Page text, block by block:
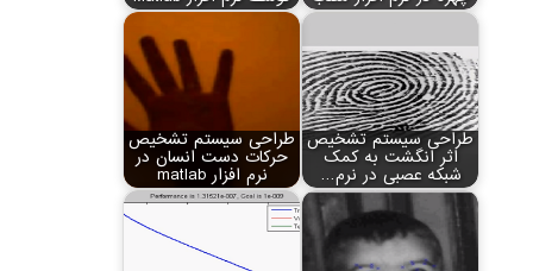
طراحی سیستم تشخیص
اثر انگشت به کمک
شبکه عصبی در نرم…
طراحی سیستم تشخیص
حرکات دست انسان در
نرم افزار matlab